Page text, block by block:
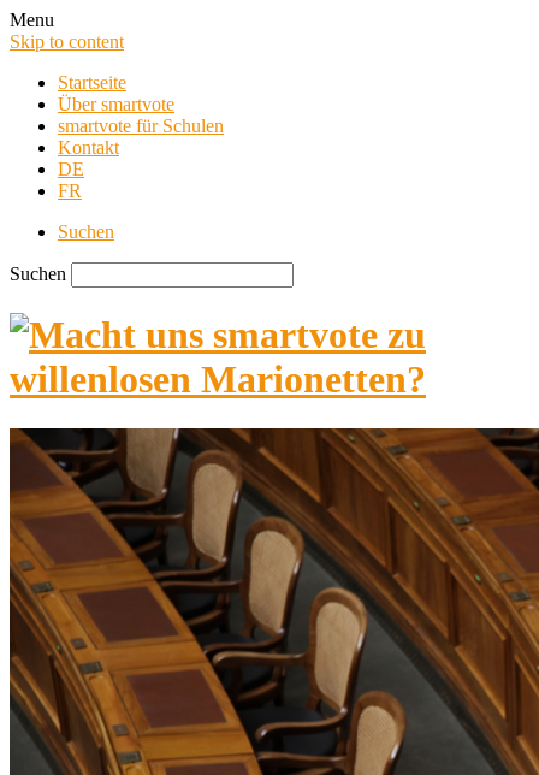
Menu
Skip to content
Startseite
Über smartvote
smartvote für Schulen
Kontakt
DE
FR
Suchen
Suchen
smartvote Blog